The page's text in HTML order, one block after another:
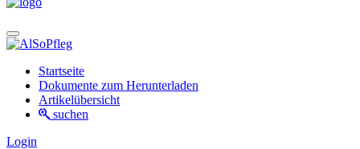
Startseite
Dokumente zum Herunterladen
Artikelübersicht
suchen
Login